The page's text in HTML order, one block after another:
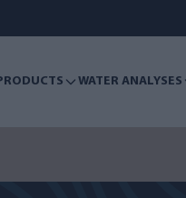
WATER ANALYSES